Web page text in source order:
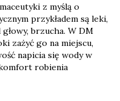
z myślą o
przykładem są leki,
brzucha. W DM
zażyć go na miejscu,
napicia się wody w
robienia